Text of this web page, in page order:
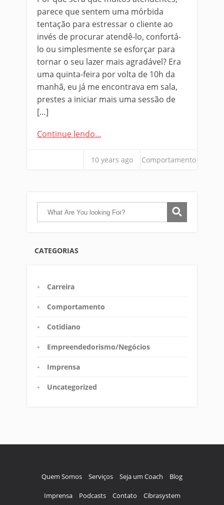
parece que sentem uma mórbida
tentação para estressar o cliente ao
invés de procurar atendê-lo, confortá-
lo ou simplesmente se esforçar para
tornar o seu lazer mais agradável? Era
uma quinta-feira por volta de 10h da
manhã, eu já me encontrava em sala,
prestes a iniciar mais uma sessão de
[…]
Continue lendo...
10 years ago Comportamento
CATEGORIAS
Carreira
Comportamento
Cotidiano
Empreendedorismo/Negócios
Imprensa
Uncategorized
Quem Somos Serviços Seja um Coach Blog
Imprensa Podcasts Contato Cibrasystem